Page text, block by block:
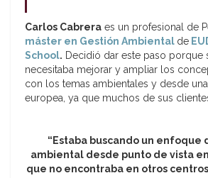
Carlos Cabrera es un profesional de
máster en Gestión Ambiental de
School. Decidió dar este paso porque
necesitaba mejorar y ampliar los
con los temas ambientales y desde
europea, ya que muchos de sus
“Estaba buscando un enfoque
ambiental desde punto de vista
que no encontraba en otros